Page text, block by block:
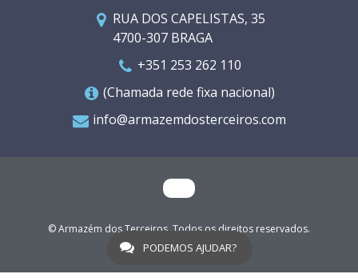
RUA DOS CAPELISTAS, 35
4700-307 BRAGA
+351 253 262 110
(Chamada rede fixa nacional)
info@armazemdosterceiros.com
© Armazém dos Terceiros. Todos os direitos reservados.
WGO
PODEMOS AJUDAR?